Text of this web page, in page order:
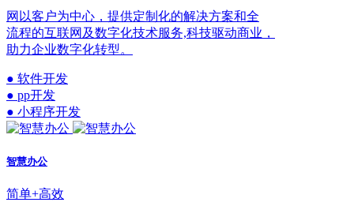
网以客户为中心，提供定制化的解决方案和全
流程的互联网及数字化技术服务,科技驱动商业，
助力企业数字化转型。
● 软件开发
● pp开发
● 小程序开发
智慧办公
简单+高效